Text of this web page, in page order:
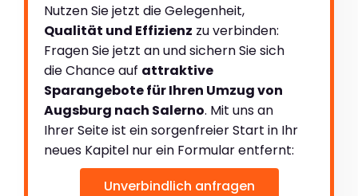
Nutzen Sie jetzt die Gelegenheit,
Qualität und Effizienz zu verbinden:
Fragen Sie jetzt an und sichern Sie sich
die Chance auf attraktive
Sparangebote für Ihren Umzug von
Augsburg nach Salerno. Mit uns an
Ihrer Seite ist ein sorgenfreier Start in Ihr
neues Kapitel nur ein Formular entfernt:
Unverbindlich anfragen